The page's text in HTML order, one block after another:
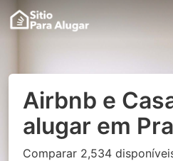
Airbnb e
alugar em
Comparar 2,534